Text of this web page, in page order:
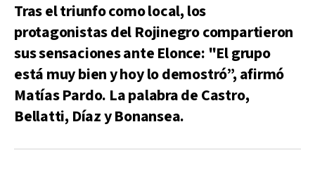
Tras el triunfo como local, los
protagonistas del Rojinegro compartieron
sus sensaciones ante Elonce: "El grupo
está muy bien y hoy lo demostró”, afirmó
Matías Pardo. La palabra de Castro,
Bellatti, Díaz y Bonansea.